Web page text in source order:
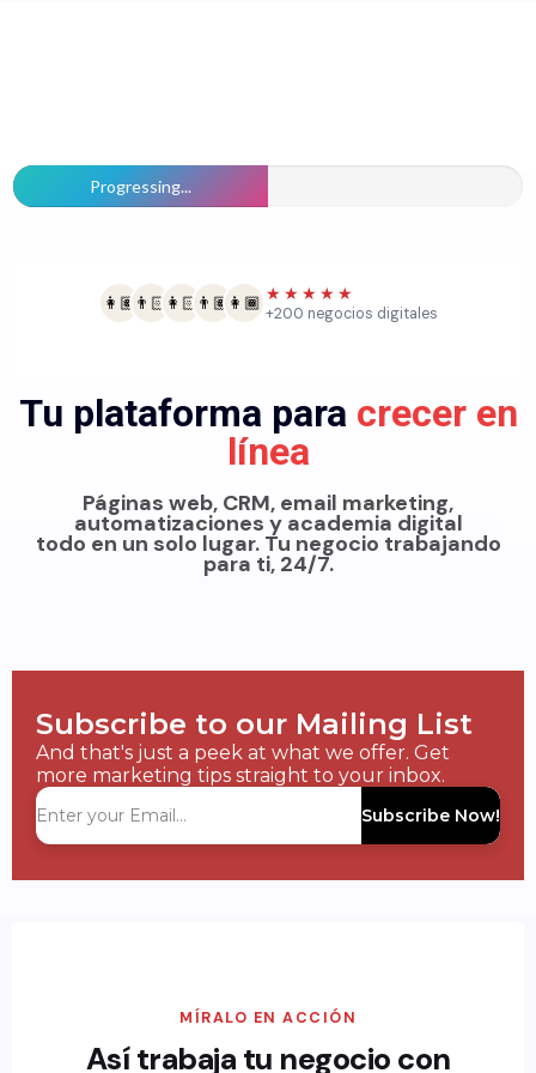
Progressing...
👩🏽 👨🏻 👩🏻 👨🏽 👩🏾 ★★★★★
+200 negocios digitales
Tu plataforma para crecer en
línea
Páginas web, CRM, email marketing,
automatizaciones y academia digital
todo en un solo lugar. Tu negocio trabajando
para ti, 24/7.
Subscribe to our Mailing List
And that's just a peek at what we offer. Get
more marketing tips straight to your inbox.
Subscribe Now!
MÍRALO EN ACCIÓN
Así trabaja tu negocio con